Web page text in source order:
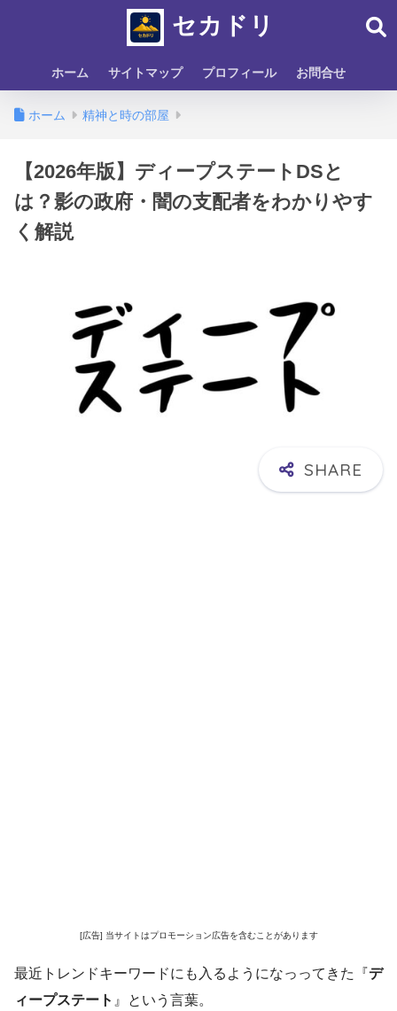
セカドリ
ホーム サイトマップ プロフィール お問合せ
ホーム 精神と時の部屋
【2026年版】ディープステートDSと
は？影の政府・闇の支配者をわかりやす
く解説
[広告] 当サイトはプロモーション広告を含むことがあります
最近トレンドキーワードにも入るようになっってきた『デ
ィープステート 』という言葉。